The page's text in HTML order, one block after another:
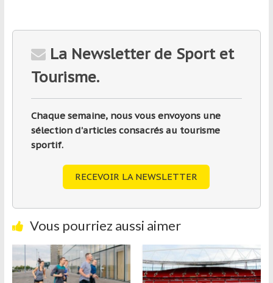
La Newsletter de Sport et
Tourisme.
Chaque semaine, nous vous envoyons une
sélection d'articles consacrés au tourisme
sportif.
RECEVOIR LA NEWSLETTER
Vous pourriez aussi aimer